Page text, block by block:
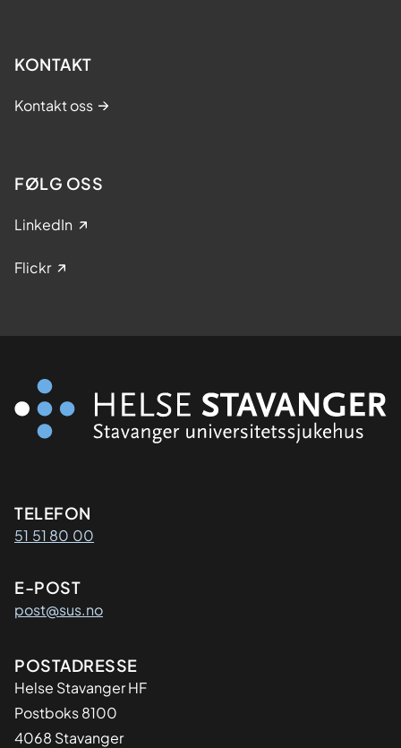
KONTAKT
Kontakt oss
FØLG OSS
LinkedIn
Flickr
Kontaktinformasjon
TELEFON
51 51 80 00
E-POST
post@sus.no
Adresse
POSTADRESSE
Helse Stavanger HF
Postboks 8100
4068 Stavanger